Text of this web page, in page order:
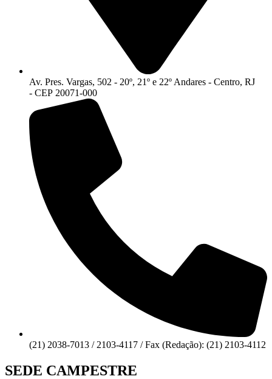
Av. Pres. Vargas, 502 - 20º, 21º e 22º Andares - Centro, RJ
- CEP 20071-000
(21) 2038-7013 / 2103-4117 / Fax (Redação): (21) 2103-4112
SEDE CAMPESTRE